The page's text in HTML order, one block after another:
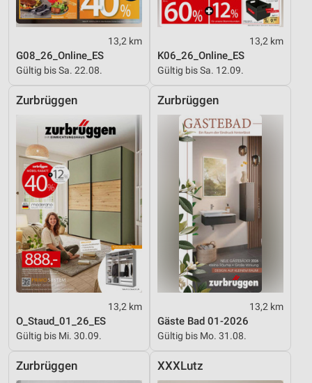
13,2 km
G08_26_Online_ES
Gültig bis Sa. 22.08.
13,2 km
K06_26_Online_ES
Gültig bis Sa. 12.09.
Zurbrüggen
13,2 km
O_Staud_01_26_ES
Gültig bis Mi. 30.09.
Zurbrüggen
13,2 km
Gäste Bad 01-2026
Gültig bis Mo. 31.08.
Zurbrüggen XXXLutz